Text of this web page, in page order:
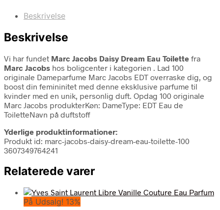
Beskrivelse
Beskrivelse
Vi har fundet Marc Jacobs Daisy Dream Eau Toilette fra
Marc Jacobs hos boligcenter i kategorien . Lad 100
originale Dameparfume Marc Jacobs EDT overraske dig, og
boost din femininitet med denne eksklusive parfume til
kvinder med en unik, personlig duft. Opdag 100 originale
Marc Jacobs produkterKøn: DameType: EDT Eau de
ToiletteNavn på duftstoff
Yderlige produktinformationer:
Produkt id: marc-jacobs-daisy-dream-eau-toilette-100
3607349764241
Relaterede varer
På Udsalg! 13%